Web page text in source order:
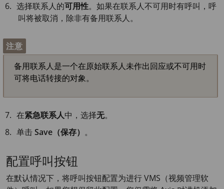
选择联系人的可用性。如果在联系人不可用时有呼叫，呼
叫将被取消，除非有备用联系人。
注意
备用联系人是一个在原始联系人未作出回应或不可用时
可将电话转接的对象。
在紧急联系人中，选择无。
单击Save（保存） 。
配置呼叫按钮
在默认情况下，将呼叫按钮配置为进行 VMS（视频管理软